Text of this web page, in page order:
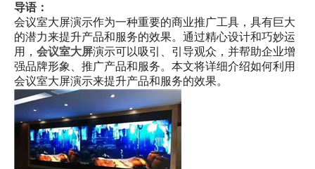
导语：
会议室大屏演示作为一种重要的商业推广工具，具有巨大
的潜力来提升产品和服务的效果。通过精心设计和巧妙运
用， 会议室大屏演示可以吸引、引导观众，并帮助企业增
强品牌形象、推广产品和服务。本文将详细介绍如何利用
会议室大屏演示来提升产品和服务的效果。